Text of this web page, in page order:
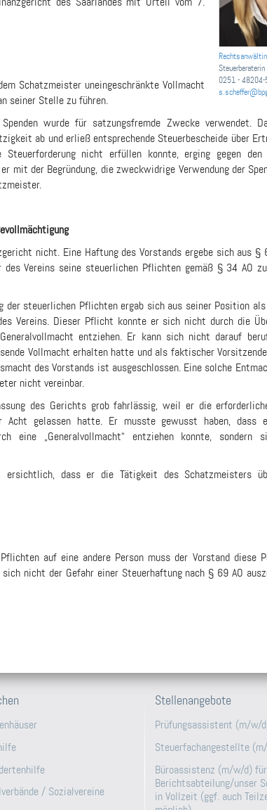
Steuerberaterin
0251 - 48204-
Schatzmeister uneingeschränkte Vollmacht
seiner Stelle zu führen.
wurde für satzungsfremde Zwecke verwendet.
ab und erließ entsprechende Steuerbescheide über
nicht erfüllen konnte, erging gegen den
mit der Begründung, die zweckwidrige Verwendung der
nicht. Eine Haftung des Vorstands ergebe sich aus §
Vereins seine steuerlichen Pflichten gemäß § 34 AO
der steuerlichen Pflichten ergab sich aus seiner Position
Vereins. Dieser Pflicht konnte er sich nicht durch die
entziehen. Er kann sich nicht darauf
Vollmacht erhalten hatte und als faktischer
des Vorstands ist ausgeschlossen. Eine solche
nicht vereinbar.
des Gerichts grob fahrlässig, weil er die
Acht gelassen hatte. Er musste gewusst haben, dass
eine „Generalvollmacht“ entziehen konnte, sondern
dass er die Tätigkeit des Schatzmeisters
auf eine andere Person muss der Vorstand diese
sich nicht der Gefahr einer Steuerhaftung nach § 69 AO
/ Sozialvereine
Stellenangebote
Prüfungsassistent (m/w/
Steuerfachangestellte
Büroassistenz (m/w/d)
Berichtsabteilung/unser
in Vollzeit (ggf. auch